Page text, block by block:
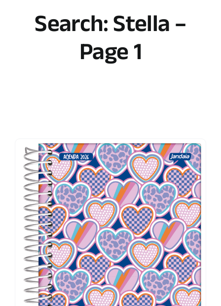
Search: Stella –
Page 1